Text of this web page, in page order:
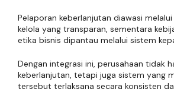
Pelaporan keberlanjutan diawasi
kelola yang transparan, sementara
etika bisnis dipantau melalui sistem
Dengan integrasi ini, perusahaan tidak
keberlanjutan, tetapi juga sistem yang
tersebut terlaksana secara konsisten